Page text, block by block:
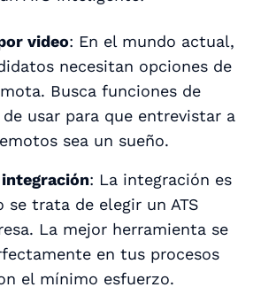
video: En el mundo actual,
necesitan opciones de
Busca funciones de
usar para que entrevistar a
sea un sueño.
: La integración es
se trata de elegir un ATS
La mejor herramienta se
en tus procesos
el mínimo esfuerzo.